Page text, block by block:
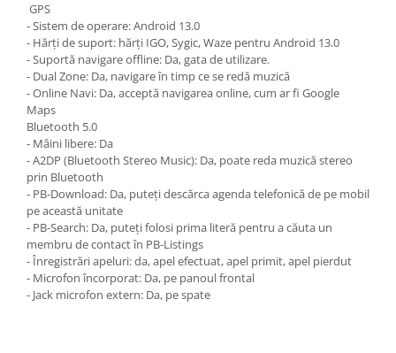
GPS
- Sistem de operare: Android 13.0
- Hărți de suport: hărți IGO, Sygic, Waze pentru Android 13.0
- Suportă navigare offline: Da, gata de utilizare.
- Dual Zone: Da, navigare în timp ce se redă muzică
- Online Navi: Da, acceptă navigarea online, cum ar fi Google
Maps
Bluetooth 5.0
- Mâini libere: Da
- A2DP (Bluetooth Stereo Music): Da, poate reda muzică stereo
prin Bluetooth
- PB-Download: Da, puteți descărca agenda telefonică de pe mobil
pe această unitate
- PB-Search: Da, puteți folosi prima literă pentru a căuta un
membru de contact în PB-Listings
- Înregistrări apeluri: da, apel efectuat, apel primit, apel pierdut
- Microfon încorporat: Da, pe panoul frontal
- Jack microfon extern: Da, pe spate